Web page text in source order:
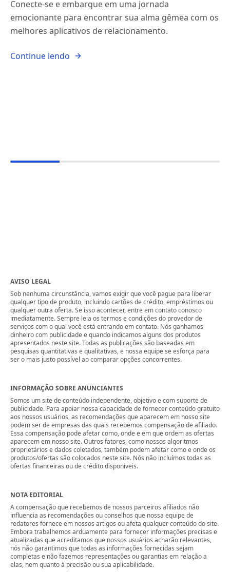
Conecte-se e embarque em uma jornada
emocionante para encontrar sua alma gêmea com os
melhores aplicativos de relacionamento.
Continue lendo
AVISO LEGAL
Sob nenhuma circunstância, vamos exigir que você pague para liberar
qualquer tipo de produto, incluindo cartões de crédito, empréstimos ou
qualquer outra oferta. Se isso acontecer, entre em contato conosco
imediatamente. Sempre leia os termos e condições do provedor de
serviços com o qual você está entrando em contato. Nós ganhamos
dinheiro com publicidade e quando indicamos alguns dos produtos
apresentados neste site. Todas as publicações são baseadas em
pesquisas quantitativas e qualitativas, e nossa equipe se esforça para
ser o mais justo possível ao comparar opções concorrentes.
INFORMAÇÃO SOBRE ANUNCIANTES
Somos um site de conteúdo independente, objetivo e com suporte de
publicidade. Para apoiar nossa capacidade de fornecer conteúdo gratuito
aos nossos usuários, as recomendações que aparecem em nosso site
podem ser de empresas das quais recebemos compensação de afiliado.
Essa compensação pode afetar como, onde e em que ordem as ofertas
aparecem em nosso site. Outros fatores, como nossos algoritmos
proprietários e dados coletados, também podem afetar como e onde os
produtos/ofertas são colocados neste site. Nós não incluímos todas as
ofertas financeiras ou de crédito disponíveis.
NOTA EDITORIAL
A compensação que recebemos de nossos parceiros afiliados não
influencia as recomendações ou conselhos que nossa equipe de
redatores fornece em nossos artigos ou afeta qualquer conteúdo do site.
Embora trabalhemos arduamente para fornecer informações precisas e
atualizadas que acreditamos que nossos usuários acharão relevantes,
nós não garantimos que todas as informações fornecidas sejam
completas e não fazemos representações ou garantias em relação a
elas, nem quanto à precisão ou sua aplicabilidade.